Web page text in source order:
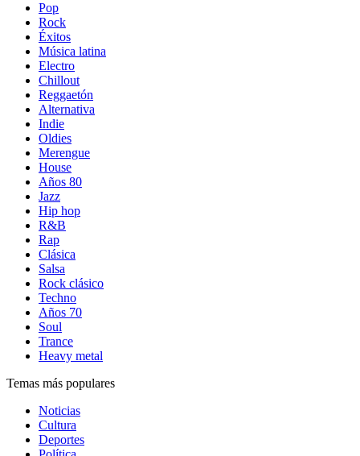
Pop
Rock
Éxitos
Música latina
Electro
Chillout
Reggaetón
Alternativa
Indie
Oldies
Merengue
House
Años 80
Jazz
Hip hop
R&B
Rap
Clásica
Salsa
Rock clásico
Techno
Años 70
Soul
Trance
Heavy metal
Temas más populares
Noticias
Cultura
Deportes